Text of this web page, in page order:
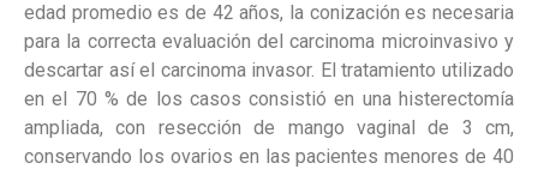
edad promedio es de 42 años, la conización es necesaria
para la correcta evaluación del carcinoma microinvasivo y
descartar así el carcinoma invasor. El tratamiento utilizado
en el 70 % de los casos consistió en una histerectomía
ampliada, con resección de mango vaginal de 3 cm,
conservando los ovarios en las pacientes menores de 40